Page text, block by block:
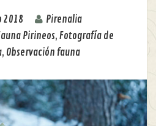
2018
Pirenalia
Pirineos, Fotografía de
, Observación fauna